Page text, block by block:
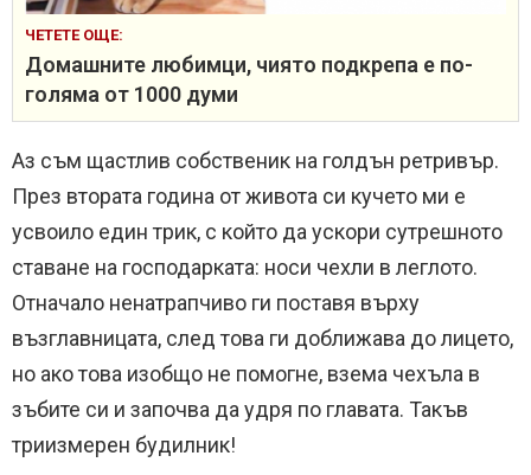
ЧЕТЕТЕ ОЩЕ:
Домашните любимци, чиято подкрепа е по-
голяма от 1000 думи
Аз съм щастлив собственик на голдън ретривър.
През втората година от живота си кучето ми е
усвоило един трик, с който да ускори сутрешното
ставане на господарката: носи чехли в леглото.
Отначало ненатрапчиво ги поставя върху
възглавницата, след това ги доближава до лицето,
но ако това изобщо не помогне, взема чехъла в
зъбите си и започва да удря по главата. Такъв
триизмерен будилник!